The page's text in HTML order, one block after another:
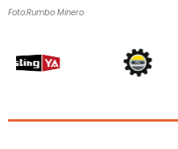
Foto:Rumbo Minero